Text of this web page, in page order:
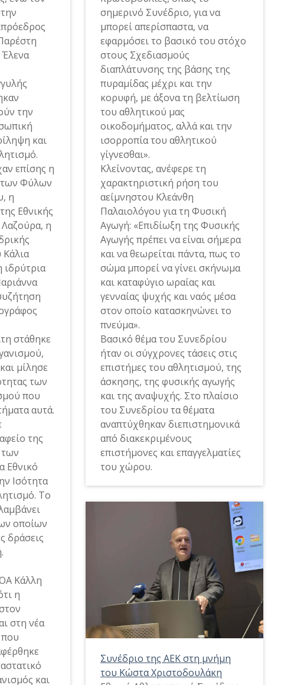
Έλενα
την
και
επίσης η
των Φύλων
η
Εθνικής
η
στάθηκε
μίλησε
των
που
αυτά.
της
των
Εθνικό
Ισότητα
Το
οποίων
δράσεις
Κάλλη
η
στη νέα
που
και
σημερινό Συνέδριο, για να
μπορεί απερίσπαστα, να
εφαρμόσει το βασικό του στόχο
στους Σχεδιασμούς
διαπλάτυνσης της βάσης της
πυραμίδας μέχρι και την
κορυφή, με άξονα τη βελτίωση
του αθλητικού μας
οικοδομήματος, αλλά και την
ισορροπία του αθλητικού
γίγνεσθαι».
Κλείνοντας, ανέφερε τη
χαρακτηριστική ρήση του
αείμνηστου Κλεάνθη
Παλαιολόγου για τη Φυσική
Αγωγή: «Επιδίωξη της Φυσικής
Αγωγής πρέπει να είναι σήμερα
και να θεωρείται πάντα, πως το
σώμα μπορεί να γίνει σκήνωμα
και καταφύγιο ωραίας και
γενναίας ψυχής και ναός μέσα
στον οποίο κατασκηνώνει το
πνεύμα».
Βασικό θέμα του Συνεδρίου
ήταν οι σύγχρονες τάσεις στις
επιστήμες του αθλητισμού, της
άσκησης, της φυσικής αγωγής
και της αναψυχής. Στο πλαίσιο
του Συνεδρίου τα θέματα
αναπτύχθηκαν διεπιστημονικά
από διακεκριμένους
επιστήμονες και επαγγελματίες
του χώρου.
Συνέδριο της ΑΕΚ στη μνήμη
του Κώστα Χριστοδουλάκη